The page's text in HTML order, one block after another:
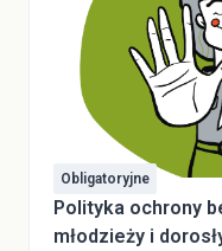
Obligatoryjne
Polityka ochrony
młodzieży i